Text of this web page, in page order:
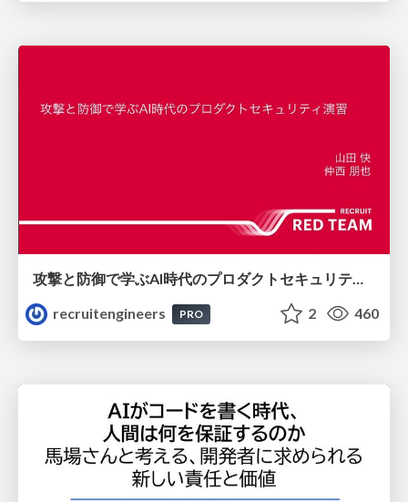
攻撃と防御で学ぶAI時代のプロダクトセキュリティ演習
recruitengineers
PRO 2 460